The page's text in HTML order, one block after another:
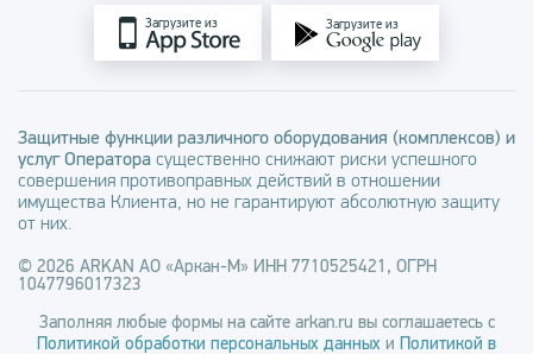
Загрузите из Загрузите из
Защитные функции различного оборудования (комплексов) и
услуг Оператора существенно снижают риски успешного
совершения противоправных действий в отношении
имущества Клиента, но не гарантируют абсолютную защиту
от них.
© 2026 ARKAN АО «Аркан-М» ИНН 7710525421, ОГРН
1047796017323
Заполняя любые формы на сайте arkan.ru вы соглашаетесь с
Политикой обработки персональных данных и Политикой в